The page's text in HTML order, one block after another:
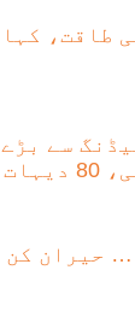
طاقت،
سے بڑے
پیمانے پر تباہی، 80
حیران کن